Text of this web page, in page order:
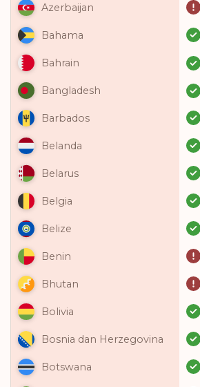
Azerbaijan
Bahama
Bahrain
Bangladesh
Barbados
Belanda
Belarus
Belgia
Belize
Benin
Bhutan
Bolivia
Bosnia dan Herzegovina
Botswana